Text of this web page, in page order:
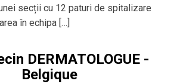
secții cu 12 paturi de spitalizare
în echipa […]
DERMATOLOGUE -
Belgique